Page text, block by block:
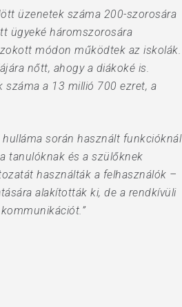
üzenetek száma 200-szorosára
ügyeké háromszorosára
módon működtek az iskolák.
nőtt, ahogy a diákoké is.
a 13 millió 700 ezret, a
hulláma során használt funkcióknál
tanulóknak és a szülőknek
használták a felhasználók –
alakították ki, de a rendkívüli